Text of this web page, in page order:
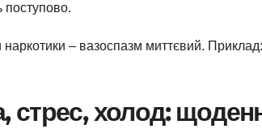
поступово.
– вазоспазм миттєвий. Приклад:
стрес, холод: